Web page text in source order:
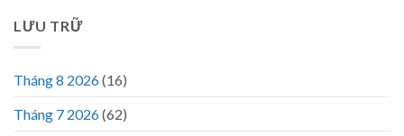
LƯU TRỮ
Tháng 8 2026(16)
Tháng 7 2026(62)